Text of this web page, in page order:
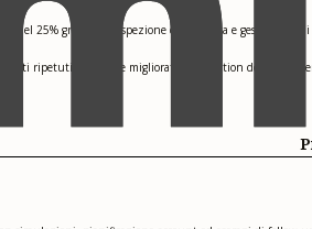
del 25% grazie a prospezione disciplinata e gestione degli
ripetuti del 15% e migliorato la retention dei clienti